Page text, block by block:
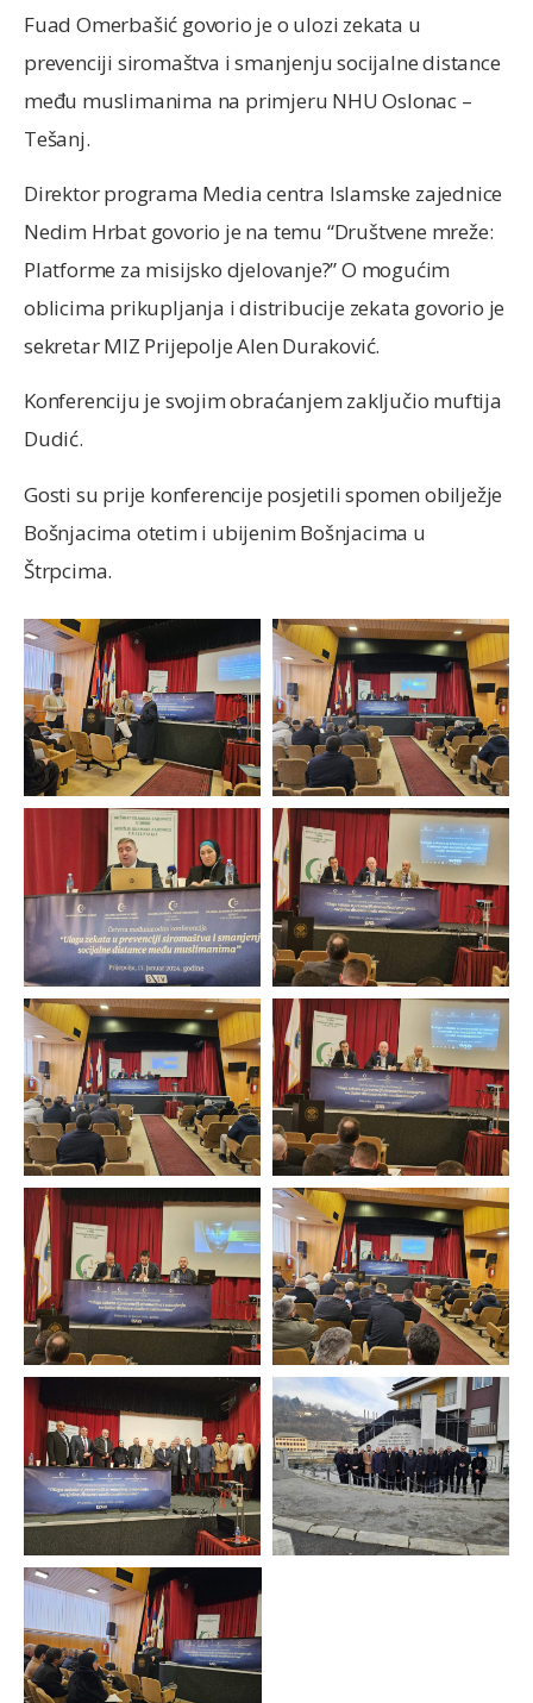
Fuad Omerbašić govorio je o ulozi zekata u
prevenciji siromaštva i smanjenju socijalne distance
među muslimanima na primjeru NHU Oslonac –
Tešanj.
Direktor programa Media centra Islamske zajednice
Nedim Hrbat govorio je na temu “Društvene mreže:
Platforme za misijsko djelovanje?” O mogućim
oblicima prikupljanja i distribucije zekata govorio je
sekretar MIZ Prijepolje Alen Duraković.
Konferenciju je svojim obraćanjem zaključio muftija
Dudić.
Gosti su prije konferencije posjetili spomen obilježje
Bošnjacima otetim i ubijenim Bošnjacima u
Štrpcima.